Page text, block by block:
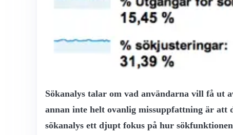
Sökanalys talar om vad användarna vill få ut
annan inte helt ovanlig missuppfattning är att
sökanalys ett djupt fokus på hur